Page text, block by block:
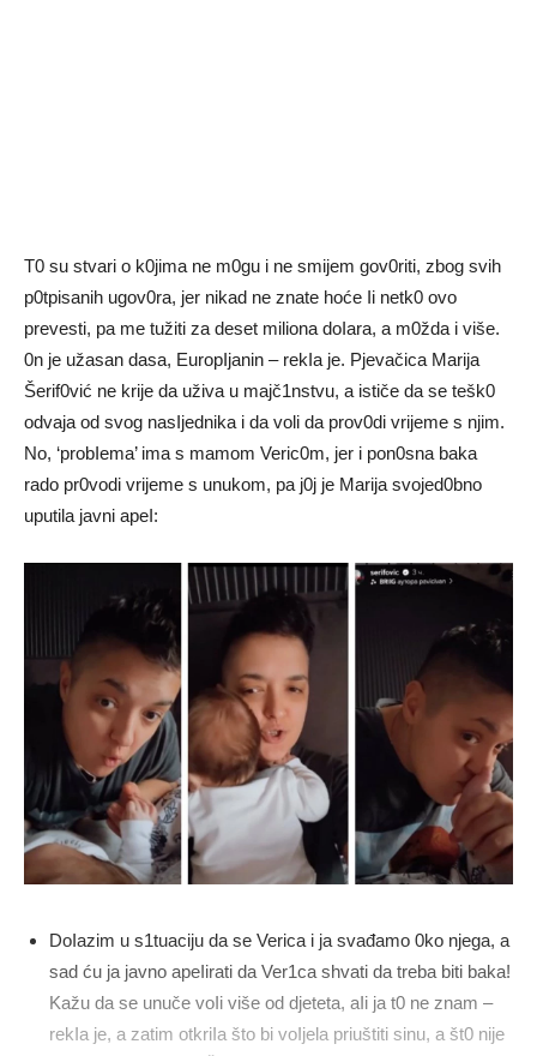
T0 su stvari o k0jima ne m0gu i ne smijem gov0riti, zbog svih
p0tpisanih ugov0ra, jer nikad ne znate hoće Ii netk0 ovo
prevesti, pa me tužiti za deset miliona doIara, a m0žda i više.
0n je užasan dasa, EuropIjanin – rekIa je. Pjevačica Marija
Šerif0vić ne krije da uživa u majč1nstvu, a ističe da se tešk0
odvaja od svog nasIjednika i da voli da prov0di vrijeme s njim.
No, ‘probIema’ ima s mamom Veric0m, jer i pon0sna baka
rado pr0vodi vrijeme s unukom, pa j0j je Marija svojed0bno
uputila javni apeI:
DoIazim u s1tuaciju da se Verica i ja svađamo 0ko njega, a
sad ću ja javno apeIirati da Ver1ca shvati da treba biti baka!
Kažu da se unuče voIi više od djeteta, aIi ja t0 ne znam –
rekIa je, a zatim otkriIa što bi voIjela priuštiti sinu, a št0 nije